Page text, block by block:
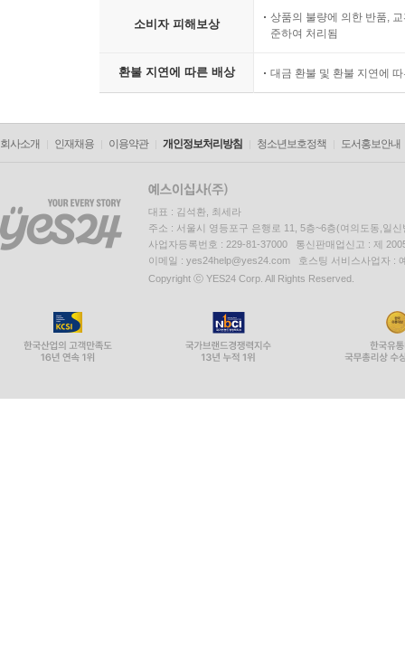
소비자 피해보상
상품의 불량에 의한 반품,
준하여 처리됨
환불 지연에 따른 배상 대금 환불 및 환불 지연에
회사소개 인재채용 이용약관 개인정보처리방침 청소년보호정책 도서홍보안내
대표 : 김석환, 최세라
주소 : 서울시 영등포구 은행로 11, 5층~6층(여의도동,일신
사업자등록번호 : 229-81-37000 통신판매업신고 : 제
이메일 : yes24help@yes24.com 호스팅 서비스사업자 :
Copyright ⓒ YES24 Corp. All Rights Reserved.